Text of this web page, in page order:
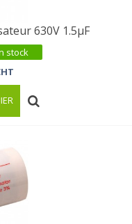
630V 1.5µF
stock